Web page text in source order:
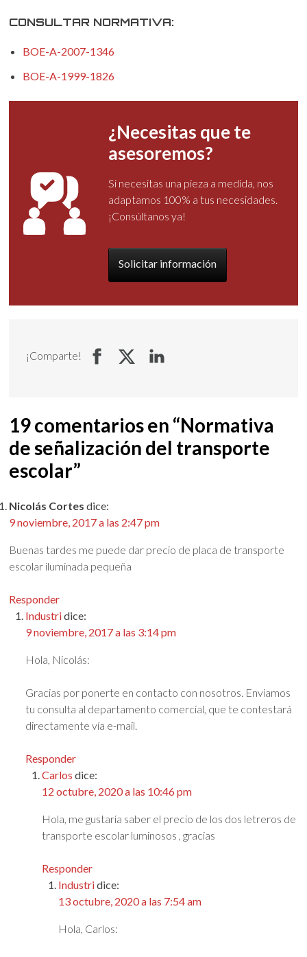
CONSULTAR NORMATIVA:
BOE-A-2007-1346
BOE-A-1999-1826
¿Necesitas que te
asesoremos?
Si necesitas una pieza a medida, nos
adaptamos 100% a tus necesidades.
¡Consúltanos ya!
Solicitar información
¡Comparte!
19 comentarios en “Normativa
de señalización del transporte
escolar”
Nicolás Cortes dice:
9 noviembre, 2017 a las 2:47 pm
Buenas tardes me puede dar precio de placa de transporte
escolar iluminada pequeña
Responder
Industridice:
9 noviembre, 2017 a las 3:14 pm
Hola, Nicolás:
Gracias por ponerte en contacto con nosotros. Enviamos
tu consulta al departamento comercial, que te contestará
directamente vía e-mail.
Responder
Carlos dice:
12 octubre, 2020 a las 10:46 pm
Hola, me gustaría saber el precio de los dos letreros de
transporte escolar luminosos , gracias
Responder
Industridice:
13 octubre, 2020 a las 7:54 am
Hola, Carlos: